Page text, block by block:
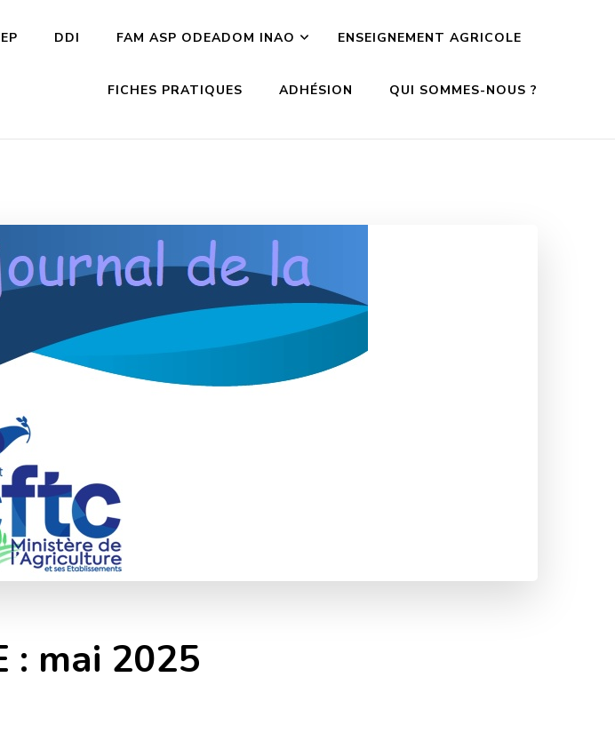
DDI FAM ASP ODEADOM INAO ENSEIGNEMENT AGRICOLE
FICHES PRATIQUES ADHÉSION QUI SOMMES-NOUS ?
: mai 2025